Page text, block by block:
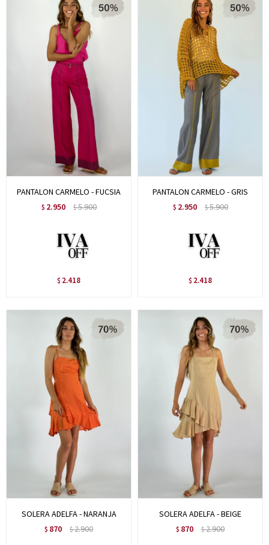
PANTALON CARMELO - FUCSIA
$ 2.950 $5.900
$ 2.418
PANTALON CARMELO - GRIS
$ 2.950 $5.900
$ 2.418
SOLERA ADELFA - NARANJA
$ 870 $2.900
SOLERA ADELFA - BEIGE
$ 870 $2.900